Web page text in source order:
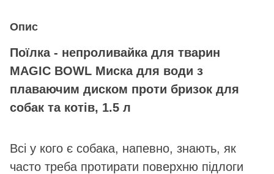
Опис
Поїлка - непроливайка для тварин
MAGIC BOWL Миска для води з
плаваючим диском проти бризок для
собак та котів, 1.5 л
Всі у кого є собака, напевно, знають, як
часто треба протирати поверхню підлоги